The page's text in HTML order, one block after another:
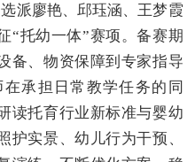
派廖艳、邱珏涵、王梦霞
“托幼一体”赛项。备赛期
备、物资保障到专家指导
承担日常教学任务的同
读托育行业新标准与婴幼
护实景、幼儿行为干预、